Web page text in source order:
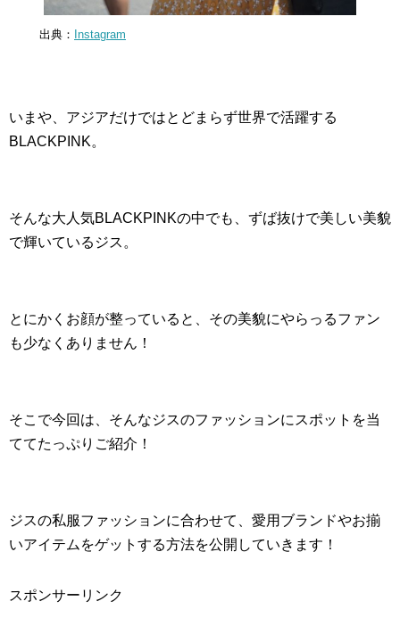
出典： Instagram
いまや、アジアだけではとどまらず世界で活躍する
BLACKPINK。
そんな大人気BLACKPINKの中でも、ずば抜けで美しい美貌
で輝いているジス。
とにかくお顔が整っていると、その美貌にやらっるファン
も少なくありません！
そこで今回は、そんなジスのファッションにスポットを当
ててたっぷりご紹介！
ジスの私服ファッションに合わせて、愛用ブランドやお揃
いアイテムをゲットする方法を公開していきます！
スポンサーリンク